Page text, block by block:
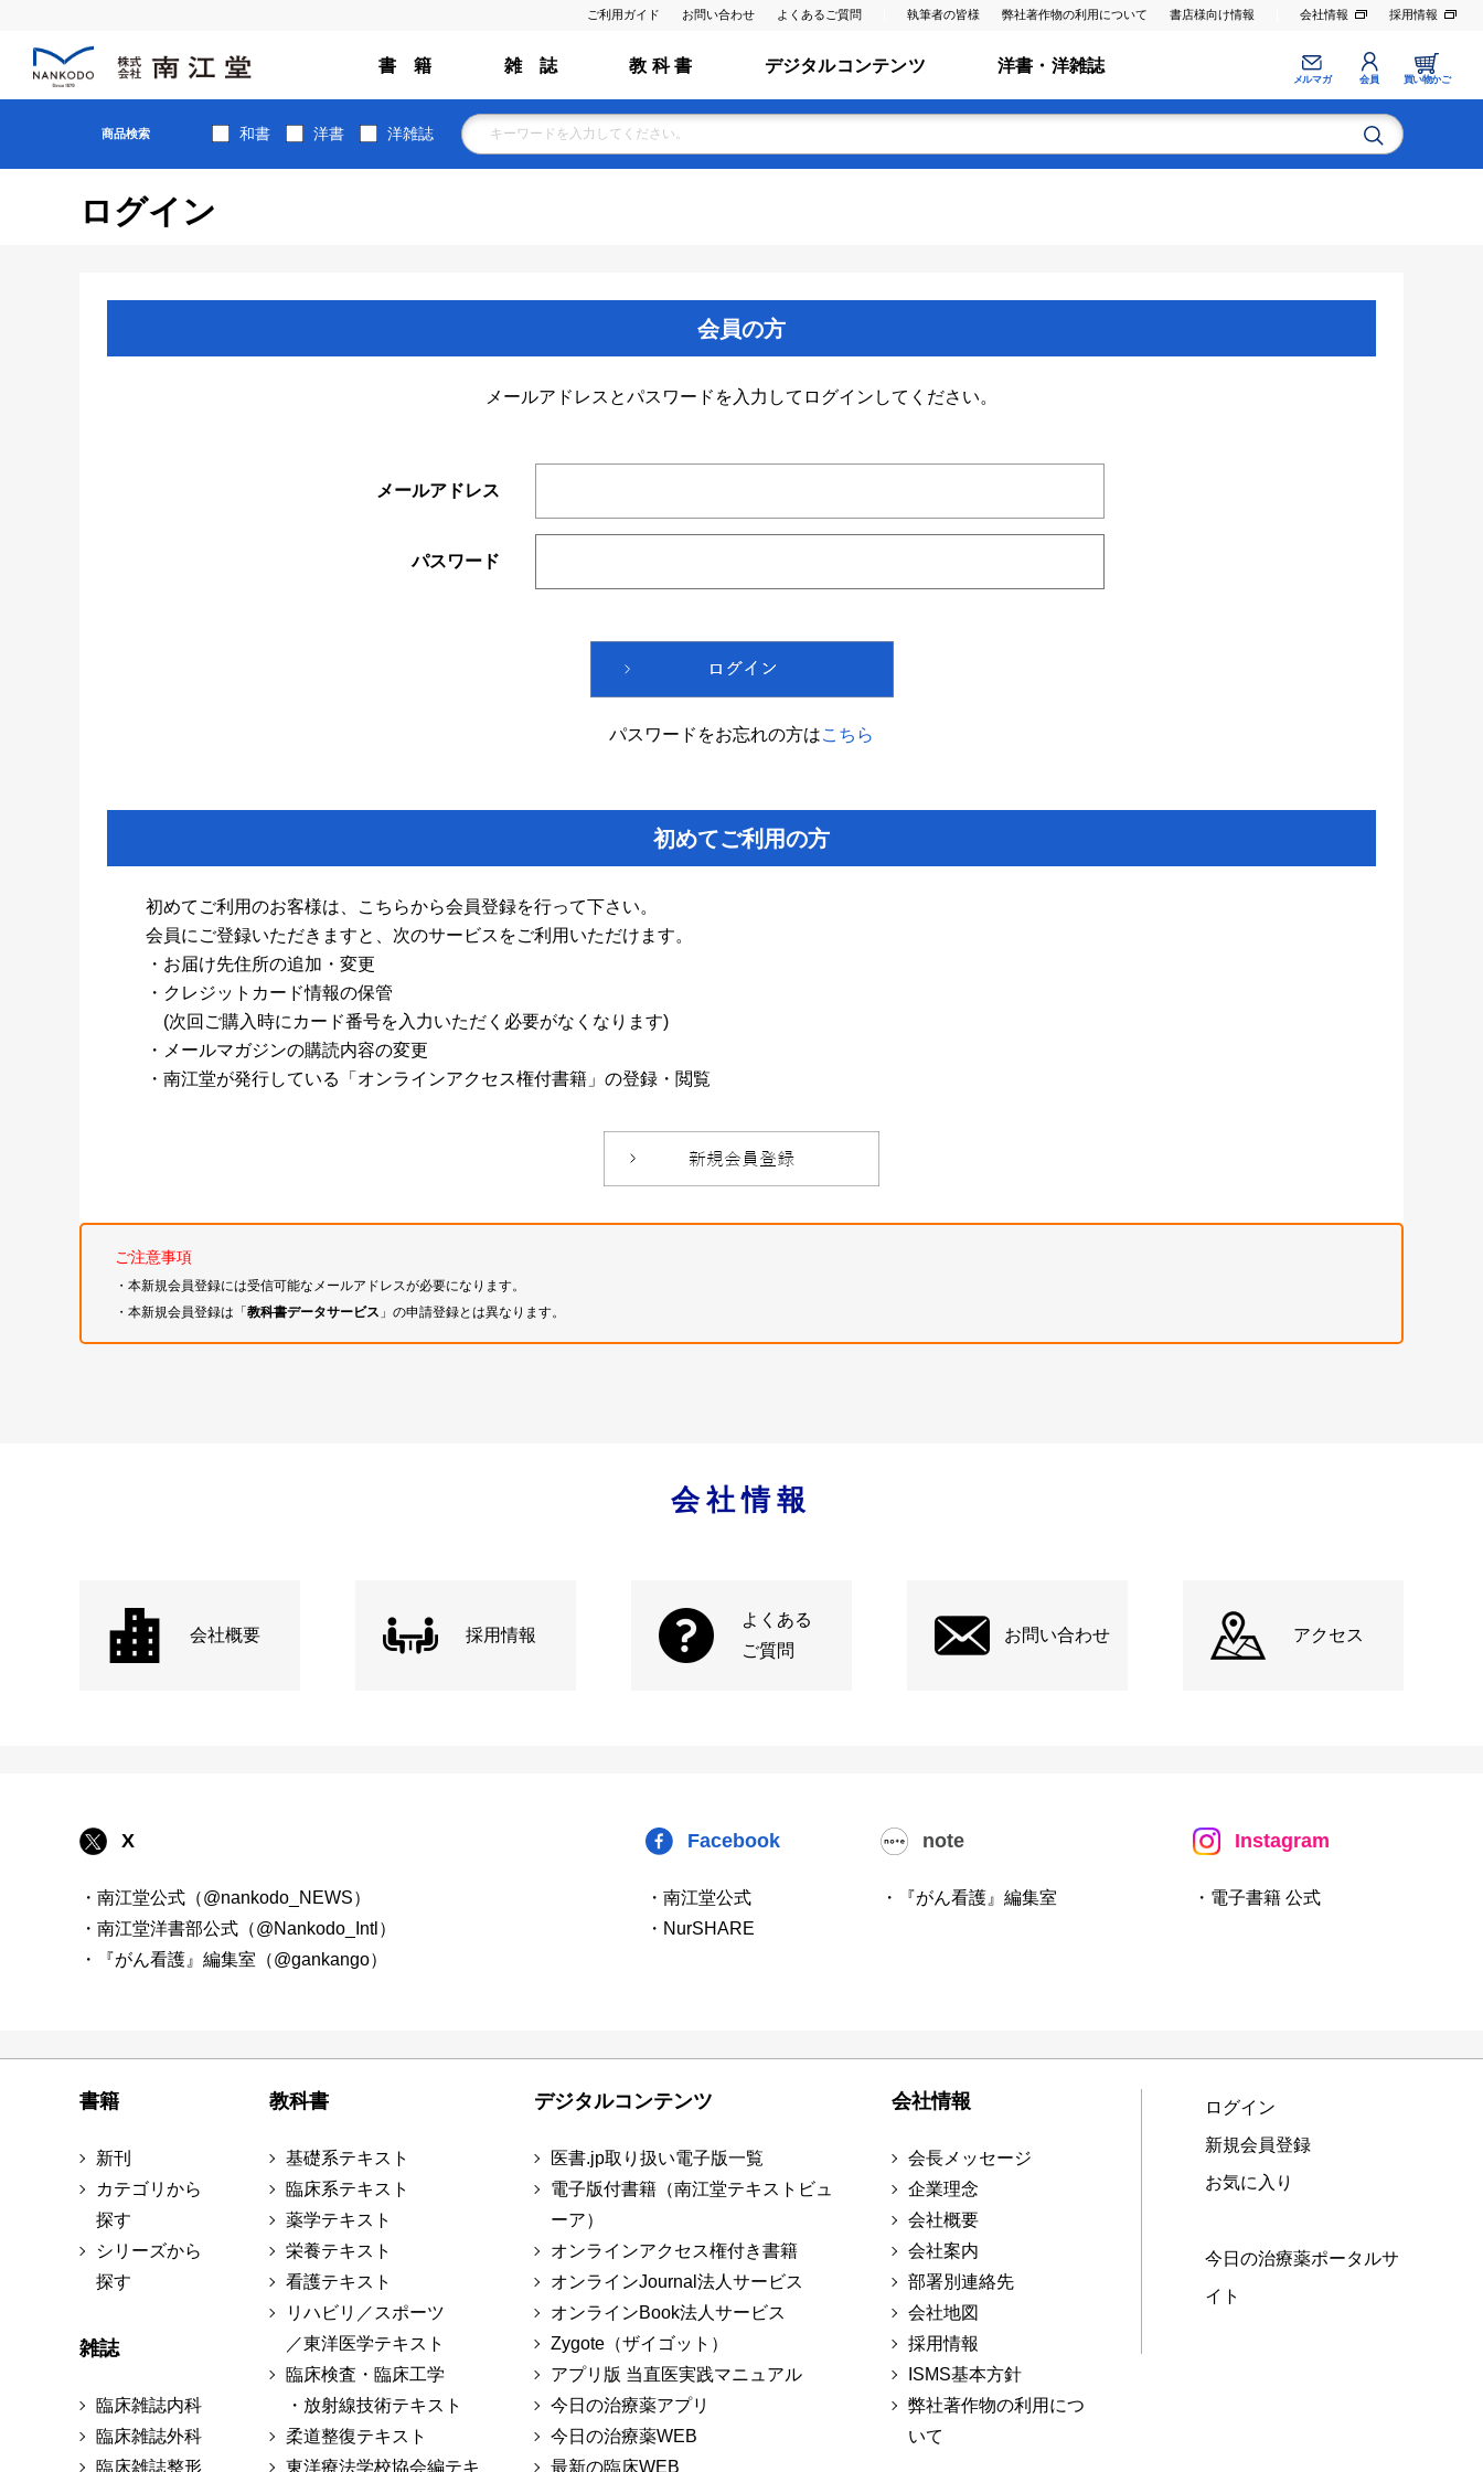
ご利用ガイド お問い合わせ よくあるご質問 執筆者の皆様 弊社著作物の利用について 書店様向け情報 会社情報 採用情報
書 籍 雑 誌 教 科 書 デジタルコンテンツ 洋書・洋雑誌
メルマガ 会員 買い物かご
商品検索 和書 洋書 洋雑誌
ログイン
会員の方
メールアドレスとパスワードを入力してログインしてください。
メールアドレス
パスワード
パスワードをお忘れの方はこちら
初めてご利用の方
初めてご利用のお客様は、こちらから会員登録を行って下さい。
会員にご登録いただきますと、次のサービスをご利用いただけます。
・お届け先住所の追加・変更
・クレジットカード情報の保管
(次回ご購入時にカード番号を入力いただく必要がなくなります)
・メールマガジンの購読内容の変更
・南江堂が発行している「オンラインアクセス権付書籍」の登録・閲覧
ご注意事項
・本新規会員登録には受信可能なメールアドレスが必要になります。
・本新規会員登録は「教科書データサービス 」の申請登録とは異なります。
会社情報
会社概要 採用情報
よくある
ご質問
お問い合わせ アクセス
X
・南江堂公式（@nankodo_NEWS）
・南江堂洋書部公式（@Nankodo_Intl）
・『がん看護』編集室（@gankango）
Facebook
・南江堂公式
・NurSHARE
note
・『がん看護』編集室
Instagram
・電子書籍 公式
書籍
新刊
カテゴリから
探す
シリーズから
探す
雑誌
臨床雑誌内科
臨床雑誌外科
臨床雑誌整形
教科書
基礎系テキスト
臨床系テキスト
薬学テキスト
栄養テキスト
看護テキスト
リハビリ／スポーツ
／東洋医学テキスト
臨床検査・臨床工学
・放射線技術テキスト
柔道整復テキスト
東洋療法学校協会編テキ
デジタルコンテンツ
医書.jp取り扱い電子版一覧
電子版付書籍（南江堂テキストビュ
ーア）
オンラインアクセス権付き書籍
オンラインJournal法人サービス
オンラインBook法人サービス
Zygote（ザイゴット）
アプリ版 当直医実践マニュアル
今日の治療薬アプリ
今日の治療薬WEB
最新の臨床WEB
会社情報
会長メッセージ
企業理念
会社概要
会社案内
部署別連絡先
会社地図
採用情報
ISMS基本方針
弊社著作物の利用につ
いて
ログイン
新規会員登録
お気に入り
今日の治療薬ポータルサ
イト